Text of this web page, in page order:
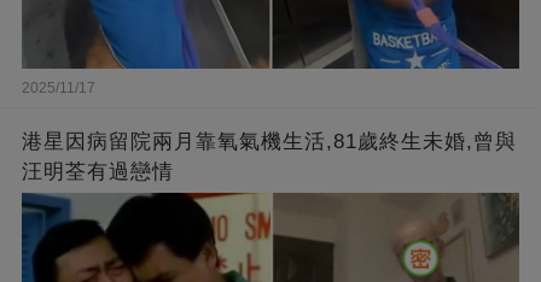
2025/11/17
港星因病留院兩月靠氧氣機生活,81歲終生未婚,曾與
汪明荃有過戀情